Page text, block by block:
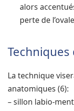
alors
perte de
La technique
anatomiques (6):
– sillon labio-